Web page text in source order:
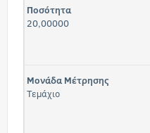
Ποσότητα
20,00000
Μονάδα Μέτρησης
Τεμάχιο